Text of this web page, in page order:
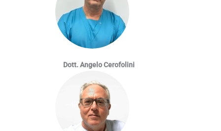
Dott. Angelo Cerofolini